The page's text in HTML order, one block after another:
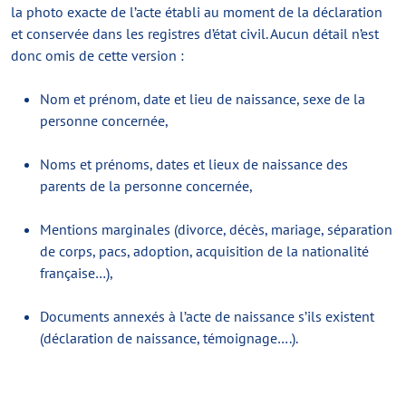
la photo exacte de l’acte établi au moment de la déclaration
et conservée dans les registres d’état civil. Aucun détail n’est
donc omis de cette version :
Nom et prénom, date et lieu de naissance, sexe de la
personne concernée,
Noms et prénoms, dates et lieux de naissance des
parents de la personne concernée,
Mentions marginales (divorce, décès, mariage, séparation
de corps, pacs, adoption, acquisition de la nationalité
française…),
Documents annexés à l’acte de naissance s’ils existent
(déclaration de naissance, témoignage….).